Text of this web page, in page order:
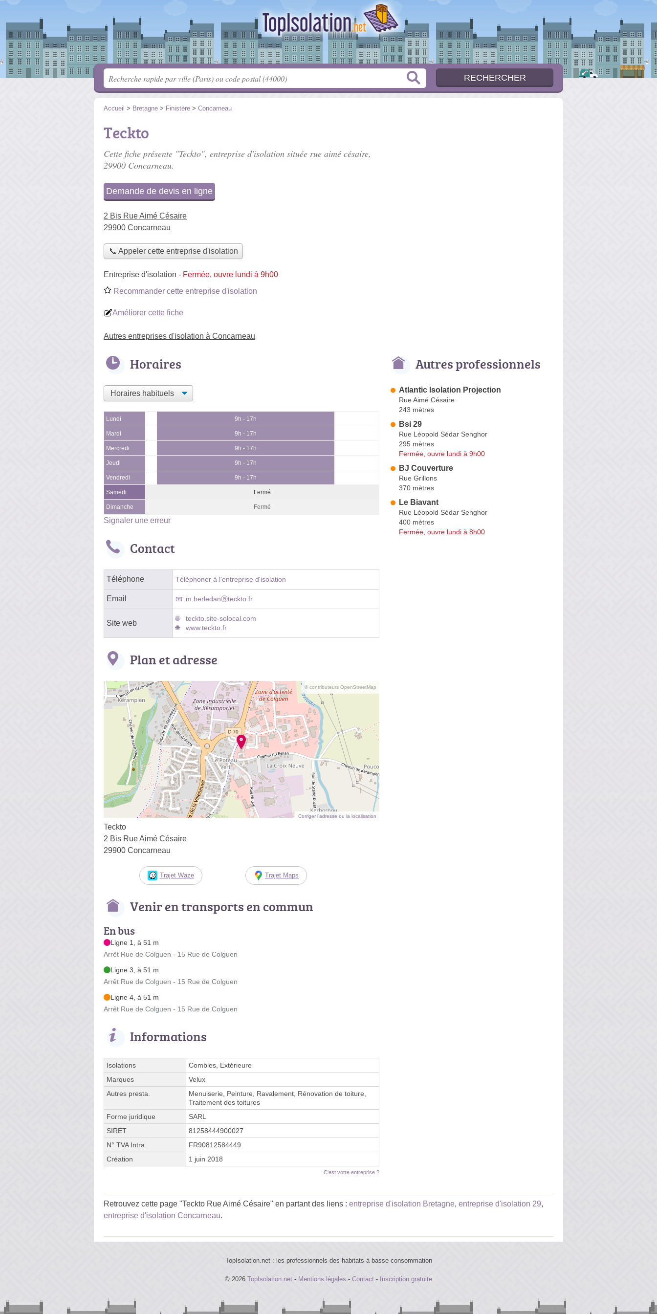
Accueil > Bretagne > Finistère > Concarneau
Teckto
Cette fiche présente "Teckto", entreprise d'isolation située rue aimé césaire,
29900 Concarneau.
Demande de devis en ligne
2 Bis Rue Aimé Césaire
29900 Concarneau
📞 Appeler cette entreprise d'isolation
Entreprise d'isolation - Fermée, ouvre lundi à 9h00
Recommander cette entreprise d'isolation
Améliorer cette fiche
Autres entreprises d'isolation à Concarneau
Horaires
Lundi 9h - 17h
Mardi 9h - 17h
Mercredi 9h - 17h
Jeudi 9h - 17h
Vendredi 9h - 17h
Samedi Fermé
Dimanche Fermé
Signaler une erreur
Contact
Téléphone Téléphoner à l'entreprise d'isolation
Email m.herledanⓐteckto.fr
Site web
teckto.site-solocal.com
www.teckto.fr
Plan et adresse
© contributeurs OpenStreetMap
Corriger l’adresse ou la localisation
Teckto
2 Bis Rue Aimé Césaire
29900 Concarneau
Trajet Waze Trajet Maps
Venir en transports en commun
En bus
Ligne 1, à 51 m
Arrêt Rue de Colguen - 15 Rue de Colguen
Ligne 3, à 51 m
Arrêt Rue de Colguen - 15 Rue de Colguen
Ligne 4, à 51 m
Arrêt Rue de Colguen - 15 Rue de Colguen
Informations
Isolations
Combles, Extérieure
Marques
Velux
Autres presta.
Menuiserie, Peinture, Ravalement, Rénovation de toiture,
Traitement des toitures
Forme juridique
SARL
SIRET
81258444900027
N° TVA Intra.
FR90812584449
Création
1 juin 2018
C'est votre entreprise ?
Autres professionnels
Atlantic Isolation Projection
Rue Aimé Césaire
243 mètres
Bsi 29
Rue Léopold Sédar Senghor
295 mètres
Fermée, ouvre lundi à 9h00
BJ Couverture
Rue Grillons
370 mètres
Le Biavant
Rue Léopold Sédar Senghor
400 mètres
Fermée, ouvre lundi à 8h00
Retrouvez cette page "Teckto Rue Aimé Césaire" en partant des liens : entreprise d'isolation Bretagne, entreprise d'isolation 29,
entreprise d'isolation Concarneau.
TopIsolation.net : les professionnels des habitats à basse consommation
© 2026 TopIsolation.net - Mentions légales - Contact - Inscription gratuite